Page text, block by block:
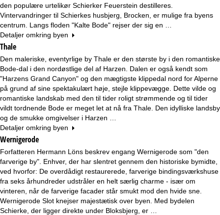
den populære urtelikør Schierker Feuerstein destilleres.
Vintervandringer til Schierkes husbjerg, Brocken, er mulige fra byens
centrum. Langs floden "Kalte Bode" rejser der sig en …
Detaljer omkring byen
Thale
Den maleriske, eventyrlige by Thale er den største by i den romantiske
Bode-dal i den nordøstlige del af Harzen. Dalen er også kendt som
"Harzens Grand Canyon" og den mægtigste klippedal nord for Alperne
på grund af sine spektakulært høje, stejle klippevægge. Dette vilde og
romantiske landskab med den til tider roligt strømmende og til tider
vildt tordnende Bode er meget let at nå fra Thale. Den idylliske landsby
og de smukke omgivelser i Harzen …
Detaljer omkring byen
Wernigerode
Forfatteren Hermann Löns beskrev engang Wernigerode som "den
farverige by". Enhver, der har slentret gennem den historiske bymidte,
ved hvorfor: De overdådigt restaurerede, farverige bindingsværkshuse
fra seks århundreder udstråler en helt særlig charme - især om
vinteren, når de farverige facader står smukt mod den hvide sne.
Wernigerode Slot knejser majestætisk over byen. Med bydelen
Schierke, der ligger direkte under Bloksbjerg, er …